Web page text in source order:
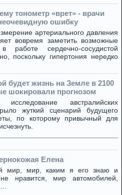
тонометр «врет» - врачи
ошибку
артериального давления
вовремя заметить возможные
работе сердечно-сосудистой
поскольку гипертония нередко
будет жизнь на Земле в 2100
шокировали прогнозом
исследование австралийских
жуткий сценарий будущего
по которому привычный для
Елена
мир, мир, каким я его знаю и
нравится, мир автомобилей,